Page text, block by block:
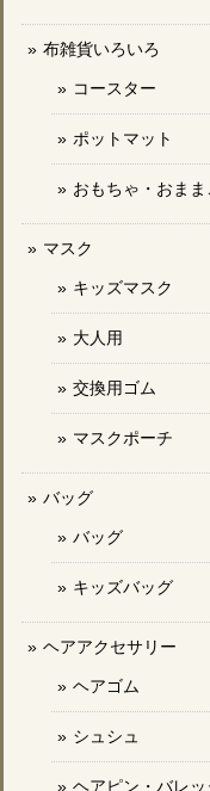
布雑貨いろいろ
コースター
ポットマット
おもちゃ・おまま
マスク
キッズマスク
大人用
交換用ゴム
マスクポーチ
バッグ
バッグ
キッズバッグ
ヘアアクセサリー
ヘアゴム
シュシュ
ヘアピン・バレ